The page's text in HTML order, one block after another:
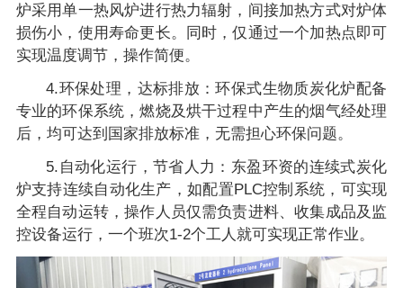
炉采用单一热风炉进行热力辐射，间接加热方式对炉体
损伤小，使用寿命更长。同时，仅通过一个加热点即可
实现温度调节，操作简便。
4.环保处理，达标排放：环保式生物质炭化炉配备
专业的环保系统，燃烧及烘干过程中产生的烟气经处理
后，均可达到国家排放标准，无需担心环保问题。
5.自动化运行，节省人力：东盈环资的连续式炭化
炉支持连续自动化生产，如配置PLC控制系统，可实现
全程自动运转，操作人员仅需负责进料、收集成品及监
控设备运行，一个班次1-2个工人就可实现正常作业。